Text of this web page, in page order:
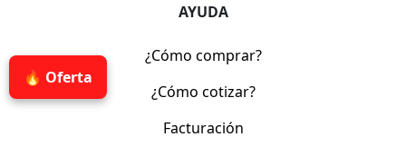
🔥 Oferta
AYUDA
¿Cómo comprar?
¿Cómo cotizar?
Facturación